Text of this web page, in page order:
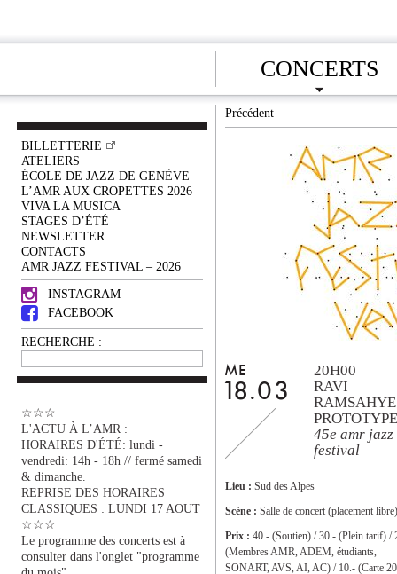
CONCERTS
BILLETTERIE
ATELIERS
ÉCOLE DE JAZZ DE GENÈVE
L’AMR AUX CROPETTES 2026
VIVA LA MUSICA
STAGES D’ÉTÉ
NEWSLETTER
CONTACTS
AMR JAZZ FESTIVAL – 2026
INSTAGRAM
FACEBOOK
RECHERCHE :
☆☆☆
L'ACTU À L’AMR :
HORAIRES D'ÉTÉ: lundi -
vendredi: 14h - 18h // fermé samedi
& dimanche.
REPRISE DES HORAIRES
CLASSIQUES : LUNDI 17 AOUT
☆☆☆
Le programme des concerts est à
consulter dans l'onglet "programme
Précédent
ME
18.03
20H00
RAVI
RAMSAHYE
PROTOTYPE
45e amr jazz
festival
Lieu : Sud des Alpes
Scène : Salle de concert (placement libre)
Prix : 40.- (Soutien) / 30.- (Plein tarif) /
(Membres AMR, ADEM, étudiants,
SONART, AVS, AI, AC) / 10.- (Carte 20